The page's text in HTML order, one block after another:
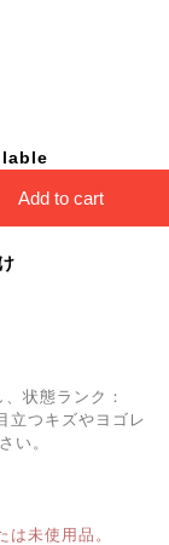
Add to cart
状態ランク：
立つキズやヨゴレ
い。
未使用品。